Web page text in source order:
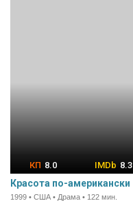
8.0 8.3
Красота по-американски
1999 • США • Драма • 122 мин.